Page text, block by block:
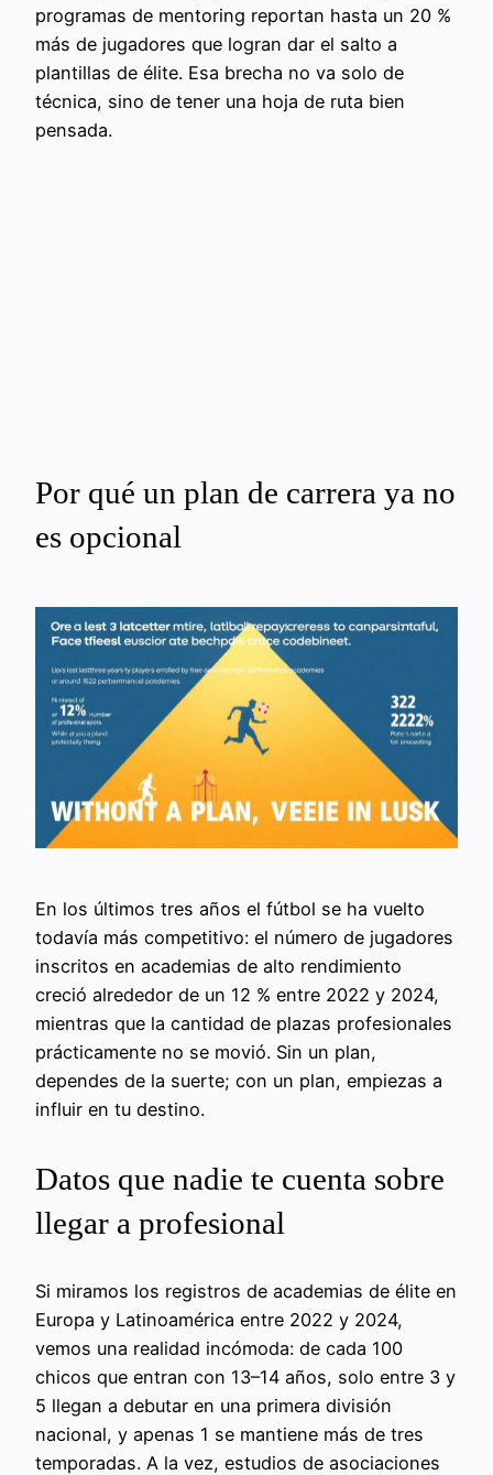
programas de mentoring reportan hasta un 20 %
más de jugadores que logran dar el salto a
plantillas de élite. Esa brecha no va solo de
técnica, sino de tener una hoja de ruta bien
pensada.
Por qué un plan de carrera ya no
es opcional
En los últimos tres años el fútbol se ha vuelto
todavía más competitivo: el número de jugadores
inscritos en academias de alto rendimiento
creció alrededor de un 12 % entre 2022 y 2024,
mientras que la cantidad de plazas profesionales
prácticamente no se movió. Sin un plan,
dependes de la suerte; con un plan, empiezas a
influir en tu destino.
Datos que nadie te cuenta sobre
llegar a profesional
Si miramos los registros de academias de élite en
Europa y Latinoamérica entre 2022 y 2024,
vemos una realidad incómoda: de cada 100
chicos que entran con 13–14 años, solo entre 3 y
5 llegan a debutar en una primera división
nacional, y apenas 1 se mantiene más de tres
temporadas. A la vez, estudios de asociaciones